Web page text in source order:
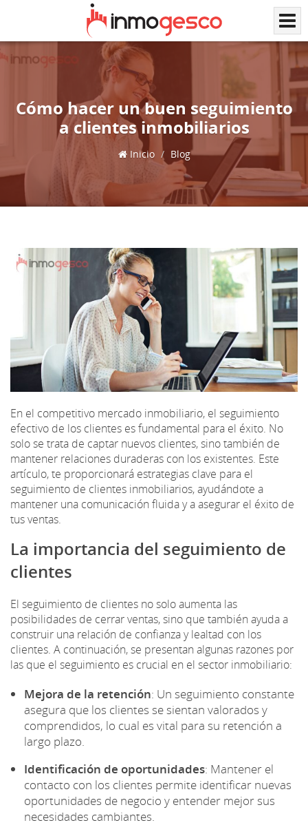
Cómo hacer un buen seguimiento
a clientes inmobiliarios
Inicio Blog
En el competitivo mercado inmobiliario, el seguimiento
efectivo de los clientes es fundamental para el éxito. No
solo se trata de captar nuevos clientes, sino también de
mantener relaciones duraderas con los existentes. Este
artículo, te proporcionará estrategias clave para el
seguimiento de clientes inmobiliarios, ayudándote a
mantener una comunicación fluida y a asegurar el éxito de
tus ventas.
La importancia del seguimiento de
clientes
El seguimiento de clientes no solo aumenta las
posibilidades de cerrar ventas, sino que también ayuda a
construir una relación de confianza y lealtad con los
clientes. A continuación, se presentan algunas razones por
las que el seguimiento es crucial en el sector inmobiliario:
Mejora de la retención: Un seguimiento constante
asegura que los clientes se sientan valorados y
comprendidos, lo cual es vital para su retención a
largo plazo.
Identificación de oportunidades: Mantener el
contacto con los clientes permite identificar nuevas
oportunidades de negocio y entender mejor sus
necesidades cambiantes.